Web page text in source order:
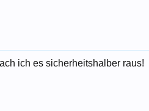
ich es sicherheitshalber raus!